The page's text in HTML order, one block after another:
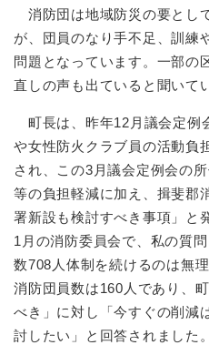
消防団は地域防災の要とし
が、団員のなり手不足、訓練
問題となっています。一部の
直しの声も出ていると聞いて
町長は、昨年12月議会定例
や女性防火クラブ員の活動負
され、この3月議会定例会の
等の負担軽減に加え、揖斐郡
署新設も検討すべき事項」と
1月の消防委員会で、私の質
数708人体制を続けるのは無
消防団員数は160人であり、
べき」に対し「今すぐの削減
討したい」と回答されました。